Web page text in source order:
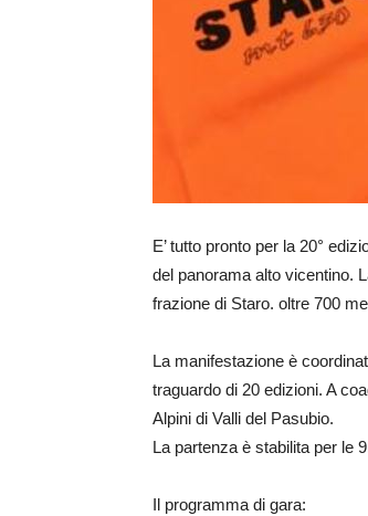
E’ tutto pronto per la 20°
del panorama alto vicentino.
frazione di Staro. oltre 700
La manifestazione è
traguardo di 20 edizioni. A
Alpini di Valli del Pasubio.
La partenza è stabilita per le
Il programma di gara: